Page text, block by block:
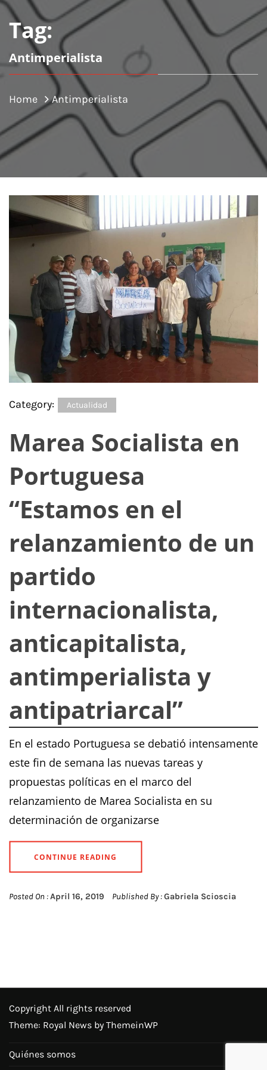
Tag:
Antimperialista
Home Antimperialista
Category: Actualidad
Marea Socialista en
Portuguesa
“Estamos en el
relanzamiento de un
partido
internacionalista,
anticapitalista,
antimperialista y
antipatriarcal”
En el estado Portuguesa se debatió intensamente
este fin de semana las nuevas tareas y
propuestas políticas en el marco del
relanzamiento de Marea Socialista en su
determinación de organizarse
CONTINUE READING
Posted On :April 16, 2019 Published By :Gabriela Scioscia
Copyright All rights reserved
Theme: Royal News by ThemeinWP
Quiénes somos